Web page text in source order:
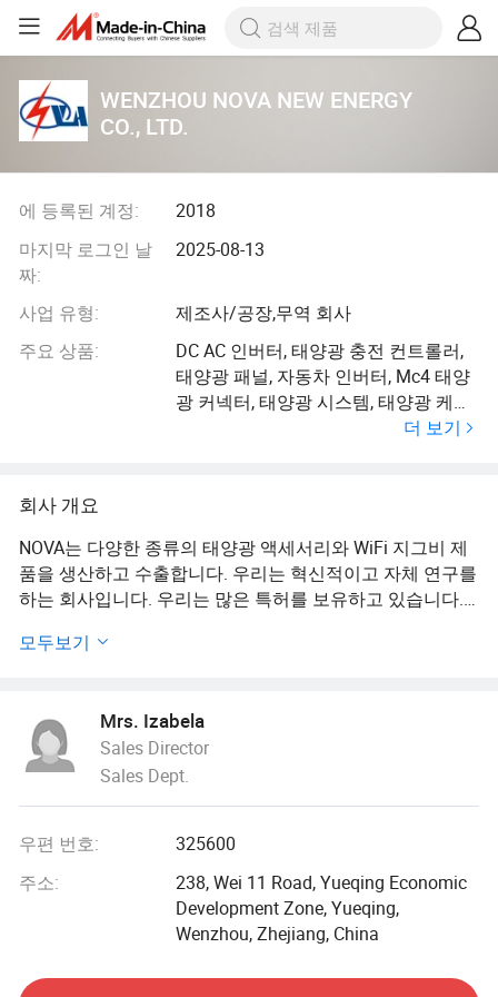
WENZHOU NOVA NEW ENERGY
CO., LTD.
에 등록된 계정:
2018
마지막 로그인 날
짜:
2025-08-13
사업 유형:
제조사/공장,무역 회사
주요 상품:
DC AC 인버터, 태양광 충전 컨트롤러,
태양광 패널, 자동차 인버터, Mc4 태양
광 커넥터, 태양광 시스템, 태양광 케이
더 보기
회사 개요
NOVA는 다양한 종류의 태양광 액세서리와 WiFi 지그비 제
품을 생산하고 수출합니다. 우리는 혁신적이고 자체 연구를
하는 회사입니다. 우리는 많은 특허를 보유하고 있습니다.
았습니다. 우리의 제품은 CE, RoHS, FCC, ETL 및 TUV와 같
고 있습니다. 우리는 뮌헨의 Intersolar 및 홍콩 전자 전시회
와 같은 전 세계의 많은 전시회에 참석하는 데 긍정적입니
다. 우리의 고품질 제품 덕분에 우리의 협력 회사는 전 세계
에 있습니다. 우리는 전문 팀과 첨단 장비를 보유하고 있으
수행합니다. 우리는 항상 사명의식을 가지고 있습니다:
Nova는 태양광 산업에서 새로운 품질 기준을 만드는 데 헌
신할 것이며, 우리는 또한 꿈이 있습니다: Nova는 중국 제조
제품을 재정의하여 창의성, 품질 및 생산성을 전달할 것입
모두보기
Mrs. Izabela
Sales Director
Sales Dept.
우편 번호:
325600
주소:
238, Wei 11 Road, Yueqing Economic
Development Zone, Yueqing,
Wenzhou, Zhejiang, China